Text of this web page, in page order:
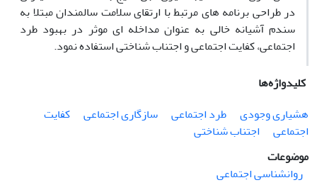
در طراحی برنامه های مرتبط با ارتقای سلامت سالمندان مبتلا به
سندم آشیانه خالی به عنوان مداخله ای موثر در بهبود طرد
اجتماعی، کفایت اجتماعی و اجتناب شناختی استفاده نمود.
کلیدواژه‌ها
هشیاری وجودی
طرد اجتماعی سازگاری اجتماعی
کفایت
اجتماعی
اجتناب شناختی
موضوعات
روانشناسی اجتماعی